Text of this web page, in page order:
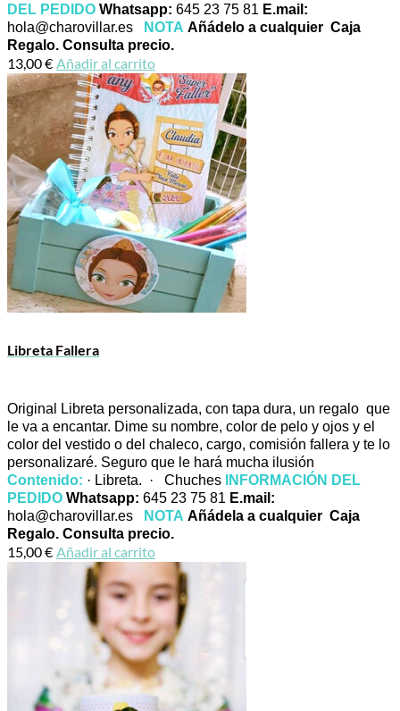
DEL PEDIDO Whatsapp: 645 23 75 81 E.mail:
hola@charovillar.es
NOTA Añádelo a cualquier Caja
Regalo. Consulta precio.
13,00€ Añadir al carrito
Libreta Fallera
Original Libreta personalizada, con tapa dura, un regalo que
le va a encantar. Dime su nombre, color de pelo y ojos y el
color del vestido o del chaleco, cargo, comisión fallera y te lo
personalizaré. Seguro que le hará mucha ilusión
Contenido: · Libreta. · Chuches
INFORMACIÓN DEL
PEDIDO Whatsapp: 645 23 75 81 E.mail:
hola@charovillar.es
NOTA Añádela a cualquier Caja
Regalo. Consulta precio.
15,00€ Añadir al carrito